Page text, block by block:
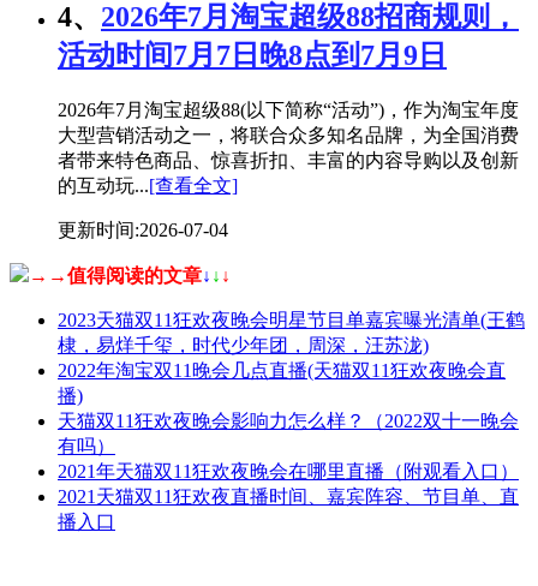
4、 2026年7月淘宝超级88招商规则，
活动时间7月7日晚8点到7月9日
2026年7月淘宝超级88(以下简称“活动”)，作为淘宝年度
大型营销活动之一，将联合众多知名品牌，为全国消费
者带来特色商品、惊喜折扣、丰富的内容导购以及创新
的互动玩...[查看全文]
更新时间:2026-07-04
→→值得阅读的文章↓ ↓ ↓
2023天猫双11狂欢夜晚会明星节目单嘉宾曝光清单(王鹤
棣，易烊千玺，时代少年团，周深，汪苏泷)
2022年淘宝双11晚会几点直播(天猫双11狂欢夜晚会直
播)
天猫双11狂欢夜晚会影响力怎么样？（2022双十一晚会
有吗）
2021年天猫双11狂欢夜晚会在哪里直播（附观看入口）
2021天猫双11狂欢夜直播时间、嘉宾阵容、节目单、直
播入口